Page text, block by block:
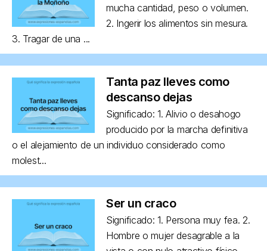
mucha cantidad, peso o volumen.
2. Ingerir los alimentos sin mesura.
3. Tragar de una ...
Tanta paz lleves como
descanso dejas
Significado: 1. Alivio o desahogo
producido por la marcha definitiva
o el alejamiento de un individuo considerado como
molest...
Ser un craco
Significado: 1. Persona muy fea. 2.
Hombre o mujer desagrable a la